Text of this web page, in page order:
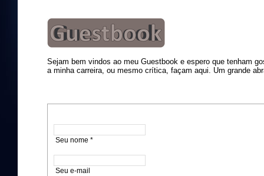
Sejam bem vindos ao meu Guestbook e espero que tenham
a minha carreira, ou mesmo crítica, façam aqui. Um grande
Seu nome *
Seu e-mail